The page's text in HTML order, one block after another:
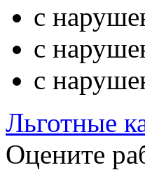
с
с
с
Льготные
Оцените